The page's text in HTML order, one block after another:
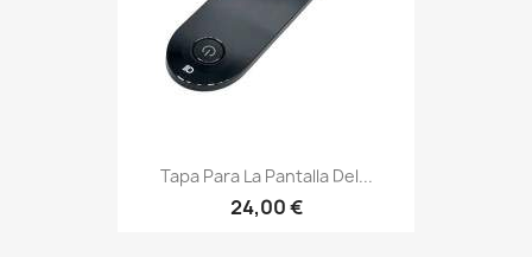
Tapa Para La Pantalla Del...
24,00 €